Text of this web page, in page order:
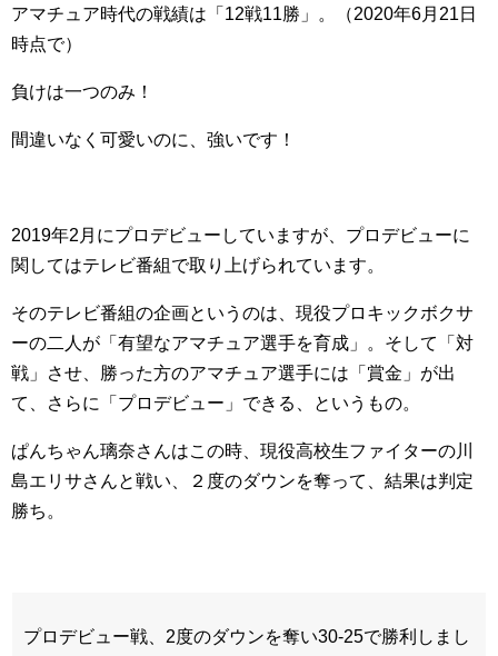
アマチュア時代の戦績は「12戦11勝」。（2020年6月21日
時点で）
負けは一つのみ！
間違いなく可愛いのに、強いです！
2019年2月にプロデビューしていますが、プロデビューに
関してはテレビ番組で取り上げられています。
そのテレビ番組の企画というのは、現役プロキックボクサ
ーの二人が「有望なアマチュア選手を育成」。そして「対
戦」させ、勝った方のアマチュア選手には「賞金」が出
て、さらに「プロデビュー」できる、というもの。
ぱんちゃん璃奈さんはこの時、現役高校生ファイターの川
島エリサさんと戦い、２度のダウンを奪って、結果は判定
勝ち。
プロデビュー戦、2度のダウンを奪い30-25で勝利しまし